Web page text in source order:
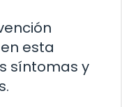
esta
síntomas y